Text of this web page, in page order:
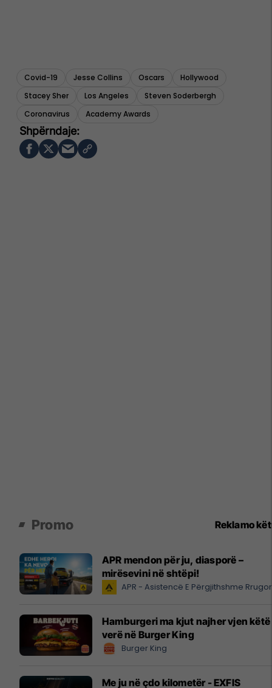
Covid-19 Jesse Collins Oscars
Hollywood
Stacey Sher
Los Angeles
Steven Soderbergh
Coronavirus
Academy Awards
Promo Reklamo
APR mendon për ju, diasporë –
mirësevini në shtëpi!
APR - Asistencë E Përgjithshme
Hamburgeri ma kjut najher vjen këtë
verë në Burger King
Burger King
Me ju në çdo kilometër - EXFIS